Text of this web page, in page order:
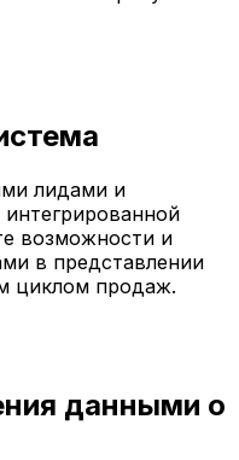
лидами и
возможности и
в представлении
циклом продаж.
данными о